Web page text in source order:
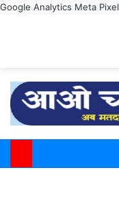
Google Analytics Meta Pixel